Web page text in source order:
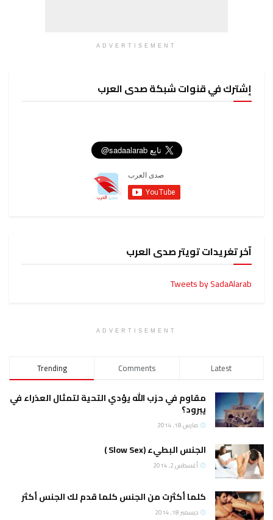
ADVERTISEMENT
إشترك في قنوات شبكة صدى العرب
آخر تغريدات تويتر صدى العرب
Tweets by SadaAlarab
ADVERTISEMENT
Trending Comments Latest
مقاوم في حزب الله يؤدي التحية لتمثال العذراء في
يبرود؟
مارس 18, 2014
الجنس البطيء (Slow Sex )
أغسطس 2, 2014
كلما أكثرت من الجنس كلما قدم لك الجنس أكثر
ديسمبر 18, 2014